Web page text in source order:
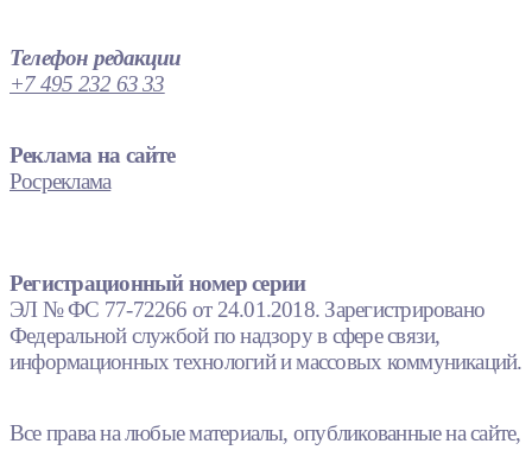
Телефон редакции
+7 495 232 63 33
Реклама на сайте
Росреклама
Регистрационный номер серии
ЭЛ № ФС 77-72266 от 24.01.2018. Зарегистрировано
Федеральной службой по надзору в сфере связи,
информационных технологий и массовых коммуникаций.
Все права на любые материалы, опубликованные на сайте,